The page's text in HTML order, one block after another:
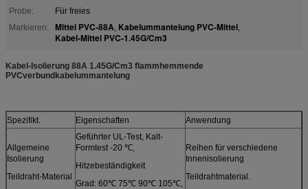
Probe:
Für freies
Markieren:
Mittel PVC-88A, Kabelummantelung PVC-Mittel,
Kabel-Mittel PVC-1.45G/Cm3
Kabel-Isolierung 88A 1.45G/Cm3 flammhemmende
PVCverbundkabelummantelung
Spezifikt. Eigenschaften Anwendung
Allgemeine
Isolierung
Teildraht-Material
Geführter UL-Test, Kalt-
Formtest -20 ℃,
Hitzebeständigkeit
Grad: 60℃ 75℃ 90℃ 105℃,
Reihen für verschiedene
Innenisolierung
Teildrahtmaterial.